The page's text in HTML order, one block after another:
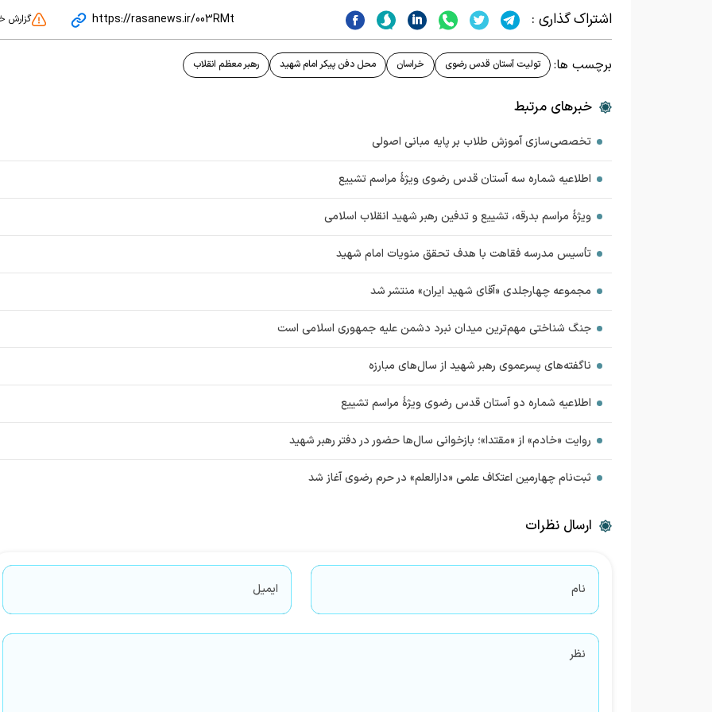
اشتراک گذاری : https://rasanews.ir/003RMt گزارش
برچسب ها: تولیت آستان قدس رضوی خراسان محل دفن پیکر امام شهید رهبر معظم انقلاب
خبرهای مرتبط
تخصصی‌سازی آموزش طلاب بر پایه مبانی اصولی
اطلاعیه شماره سه آستان قدس رضوی ویژهٔ مراسم تشییع
ویژهٔ مراسم بدرقه، تشییع و تدفین رهبر شهید انقلاب اسلامی
تأسیس مدرسه فقاهت با هدف تحقق منویات امام شهید
مجموعه چهارجلدی «آقای شهید ایران» منتشر شد
جنگ شناختی مهم‌ترین میدان نبرد دشمن علیه جمهوری اسلامی است
ناگفته‌های پسرعموی رهبر شهید از سال‌های مبارزه
اطلاعیه شماره دو آستان قدس رضوی ویژهٔ مراسم تشییع
روایت «خادم» از «مقتدا»؛ بازخوانی سال‌ها حضور در دفتر رهبر شهید
ثبت‌نام چهارمین اعتکاف علمی «دارالعلم» در حرم رضوی آغاز شد
ارسال نظرات